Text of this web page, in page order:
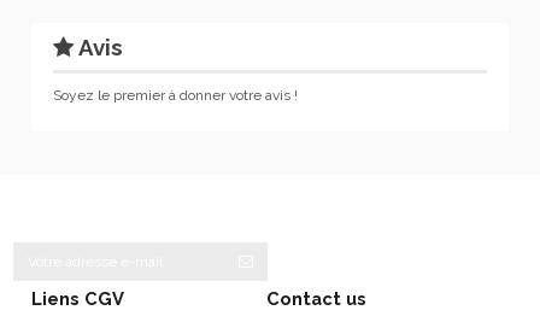
Avis
Soyez le premier à donner votre avis !
Liens CGV Contact us